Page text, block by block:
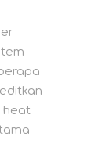
heat